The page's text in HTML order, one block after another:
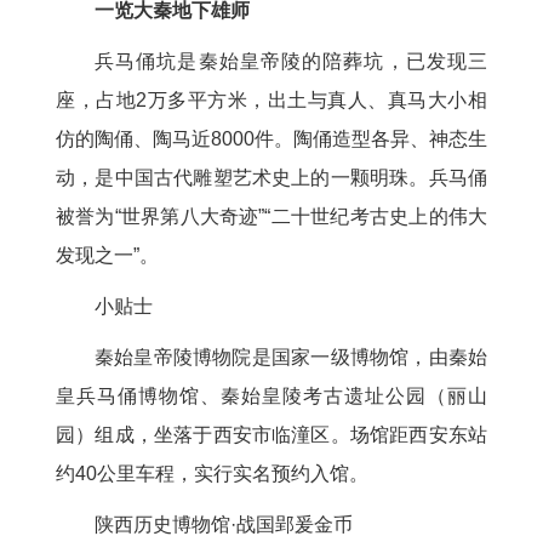
一览大秦地下雄师
兵马俑坑是秦始皇帝陵的陪葬坑，已发现三
座，占地2万多平方米，出土与真人、真马大小相
仿的陶俑、陶马近8000件。陶俑造型各异、神态生
动，是中国古代雕塑艺术史上的一颗明珠。兵马俑
被誉为“世界第八大奇迹”“二十世纪考古史上的伟大
发现之一”。
小贴士
秦始皇帝陵博物院是国家一级博物馆，由秦始
皇兵马俑博物馆、秦始皇陵考古遗址公园（丽山
园）组成，坐落于西安市临潼区。场馆距西安东站
约40公里车程，实行实名预约入馆。
陕西历史博物馆·战国郢爰金币